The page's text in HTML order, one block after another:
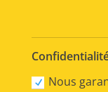
Nous